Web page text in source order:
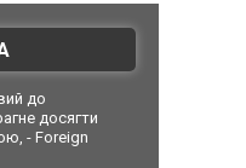
до
досягти
- Foreign